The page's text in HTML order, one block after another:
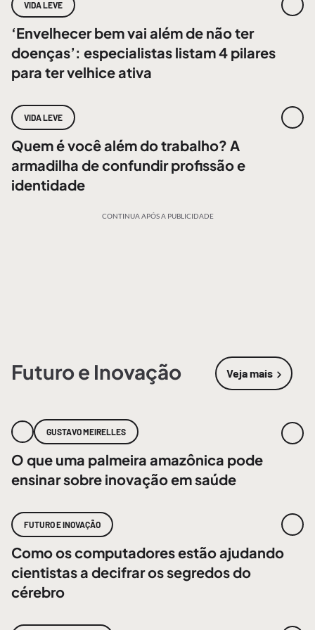
VIDA LEVE
‘Envelhecer bem vai além de não ter
doenças’: especialistas listam 4 pilares
para ter velhice ativa
VIDA LEVE
Quem é você além do trabalho? A
armadilha de confundir profissão e
identidade
CONTINUA APÓS A PUBLICIDADE
Futuro e Inovação Veja mais
sobre
GUSTAVO MEIRELLES
O que uma palmeira amazônica pode
ensinar sobre inovação em saúde
FUTURO E INOVAÇÃO
Como os computadores estão ajudando
cientistas a decifrar os segredos do
cérebro